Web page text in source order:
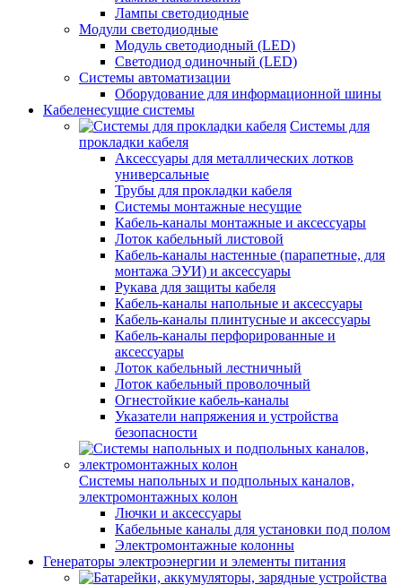
Лампы светодиодные
Модули светодиодные
Модуль светодиодный (LED)
Светодиод одиночный (LED)
Системы автоматизации
Оборудование для информационной шины
Кабеленесущие системы
Системы для
прокладки кабеля
Аксессуары для металлических лотков
универсальные
Трубы для прокладки кабеля
Системы монтажные несущие
Кабель-каналы монтажные и аксессуары
Лоток кабельный листовой
Кабель-каналы настенные (парапетные, для
монтажа ЭУИ) и аксессуары
Рукава для защиты кабеля
Кабель-каналы напольные и аксессуары
Кабель-каналы плинтусные и аксессуары
Кабель-каналы перфорированные и
аксессуары
Лоток кабельный лестничный
Лоток кабельный проволочный
Огнестойкие кабель-каналы
Указатели напряжения и устройства
безопасности
Системы напольных и подпольных каналов,
электромонтажных колон
Лючки и аксессуары
Кабельные каналы для установки под полом
Электромонтажные колонны
Генераторы электроэнергии и элементы питания